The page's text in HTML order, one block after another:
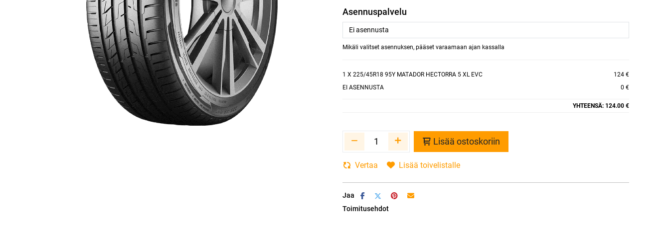
Asennuspalvelu
Mikäli valitset asennuksen, pääset varaamaan ajan kassalla
1 X 225/45R18 95Y MATADOR HECTORRA 5 XL EVC
124 €
EI ASENNUSTA
0 €
YHTEENSÄ: 124.00 €
Lisää ostoskoriin
Vertaa Lisää toivelistalle
Jaa
Toimitusehdot